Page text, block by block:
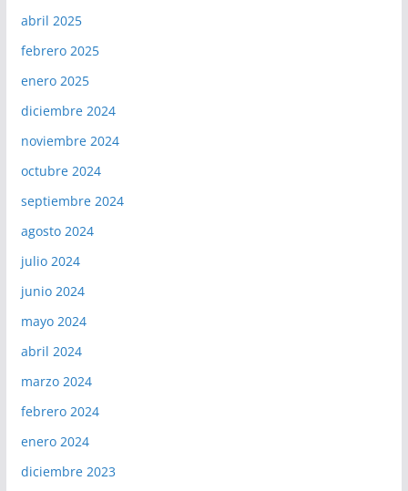
abril 2025
febrero 2025
enero 2025
diciembre 2024
noviembre 2024
octubre 2024
septiembre 2024
agosto 2024
julio 2024
junio 2024
mayo 2024
abril 2024
marzo 2024
febrero 2024
enero 2024
diciembre 2023